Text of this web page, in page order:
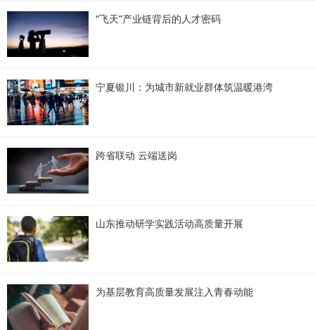
“飞天”产业链背后的人才密码
宁夏银川：为城市新就业群体筑温暖港湾
跨省联动 云端送岗
山东推动研学实践活动高质量开展
为基层教育高质量发展注入青春动能